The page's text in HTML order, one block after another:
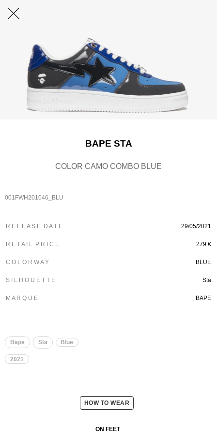
BAPE STA
COLOR CAMO COMBO BLUE
001FWH201046_BLU
R E L E A S E D A T E 29/05/2021
R E T A I L P R I C E 279 €
C O L O R W A Y BLUE
S I L H O U E T T E Sta
M A R Q U E BAPE
Bape Sta Blue
2021
HOW TO WEAR
ON FEET